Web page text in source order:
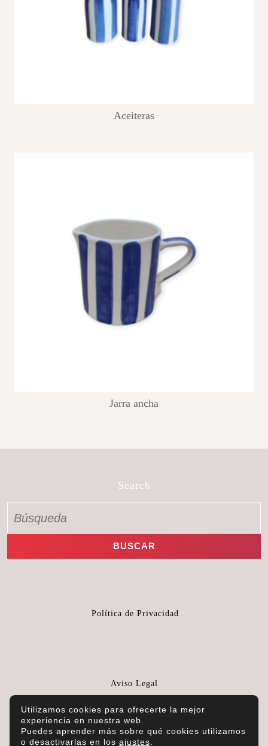
Aceiteras
Jarra ancha
Search
Política de Privacidad
Aviso Legal
Utilizamos cookies para ofrecerte la mejor
experiencia en nuestra web.
Puedes aprender más sobre qué cookies utilizamos
o desactivarlas en los ajustes